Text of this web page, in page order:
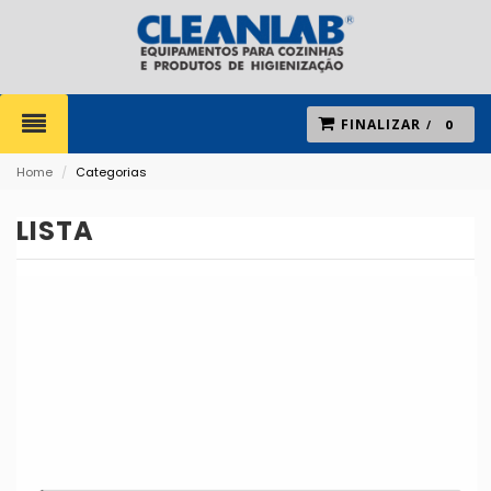
FINALIZAR 0
Home / Categorias
LISTA